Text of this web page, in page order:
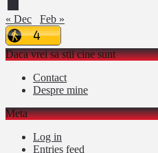
« Dec
Feb »
Daca vrei sa stii cine sunt
Contact
Despre mine
Meta
Log in
Entries feed